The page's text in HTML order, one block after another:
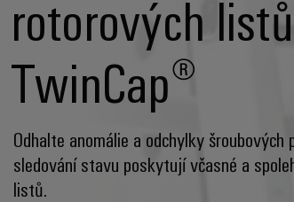
rotorových
TwinCap®
Odhalte anomálie a odchylky
sledování stavu poskytují včasné a
listů.